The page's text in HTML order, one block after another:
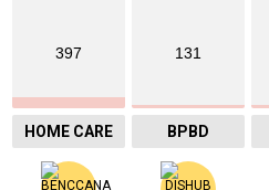
397
HOME CARE
131
BPBD